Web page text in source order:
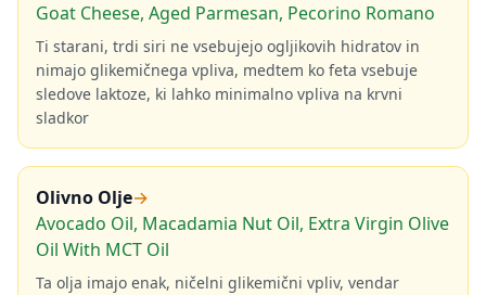
Goat Cheese, Aged Parmesan, Pecorino Romano
Ti starani, trdi siri ne vsebujejo ogljikovih hidratov in
nimajo glikemičnega vpliva, medtem ko feta vsebuje
sledove laktoze, ki lahko minimalno vpliva na krvni
sladkor
Olivno Olje→
Avocado Oil, Macadamia Nut Oil, Extra Virgin Olive
Oil With MCT Oil
Ta olja imajo enak, ničelni glikemični vpliv, vendar